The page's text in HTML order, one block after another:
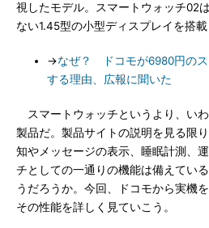
視したモデル。スマートウォッチ02
ない1.45型の小型ディスプレイを搭
→なぜ？ ドコモが6980円の
する理由、広報に聞いた
スマートウォッチというより、い
製品だ。製品サイトの説明を見る限
知やメッセージの表示、睡眠計測、
チとしての一通りの機能は備えてい
うだろうか。今回、ドコモから実機
その性能を詳しく見ていこう。